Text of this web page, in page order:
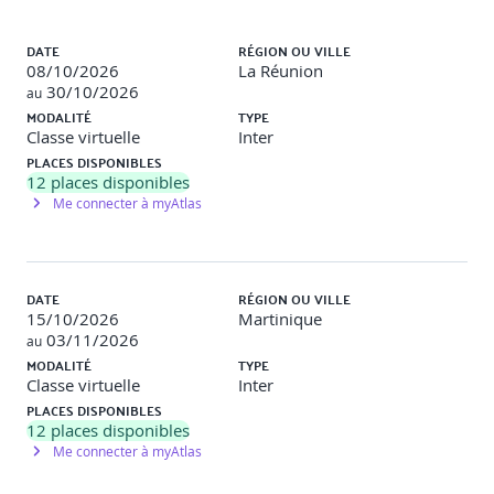
Amélioration de la relation clients et de l’expérience
utilisateurs grâce à l’IA
Exemples et outils à utiliser sur ces différents usages
de l’IA
Bibliographie : Artificial Intelligence : A modern Approach de
Stuart Russel et Peter Norvig
Position sur son marché : Taille de marché, nombre
de clients, position de la concurrence
Inventaire des ressources et capacités de l’éditeur par
rapport aux meilleures pratiques du secteur
Évaluation des technologies utilisées et du Business
Model
Diagnostic SWOT, Analyse interne et externe
Exercice pratique : Effectuer un diagnostic SWOT sur
DATE
08/10/2026
au 30/10/2026
RÉGION OU VILLE
La Réunion
MODALITÉ
Classe virtuelle
TYPE
Inter
PLACES DISPONIBLES
12 places disponibles
Me connecter à myAtlas
DATE
15/10/2026
au 03/11/2026
RÉGION OU VILLE
Martinique
MODALITÉ
Classe virtuelle
TYPE
Inter
PLACES DISPONIBLES
12 places disponibles
Me connecter à myAtlas